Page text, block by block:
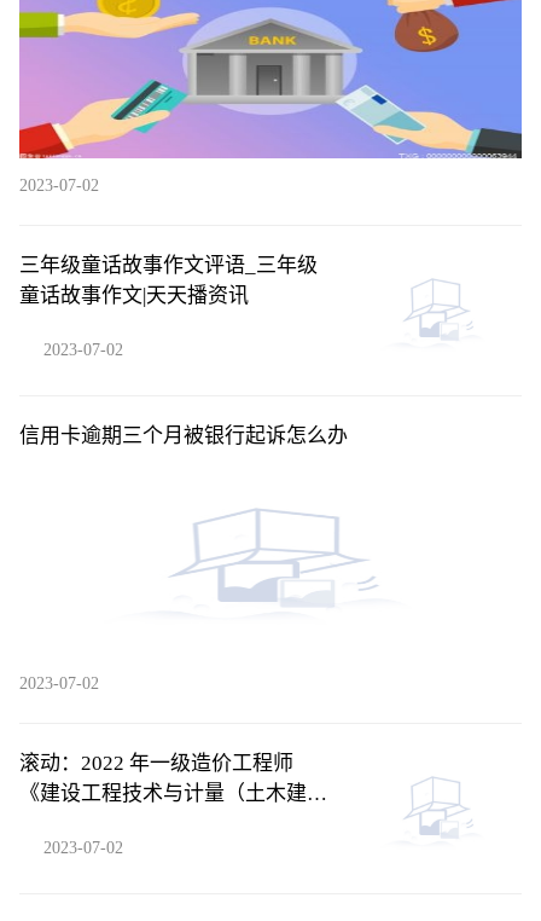
2023-07-02
三年级童话故事作文评语_三年级
童话故事作文|天天播资讯
2023-07-02
信用卡逾期三个月被银行起诉怎么办
2023-07-02
滚动：2022 年一级造价工程师
《建设工程技术与计量（土木建筑
2023-07-02